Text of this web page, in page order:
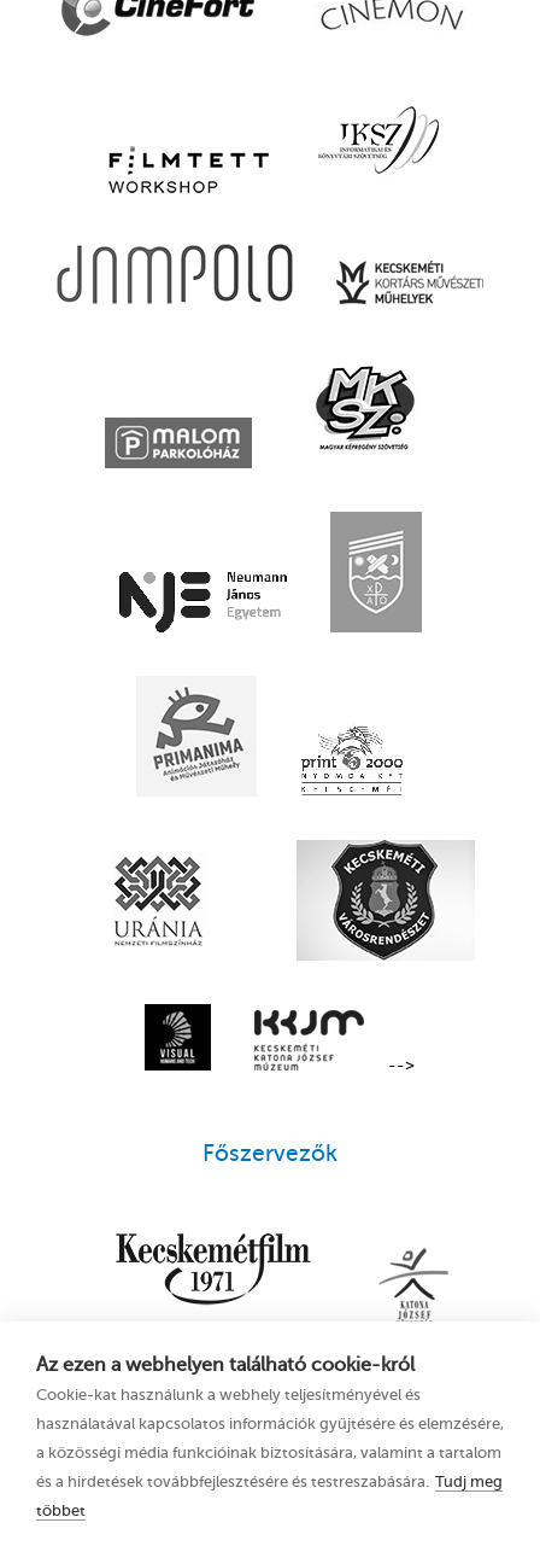
Az ezen a webhelyen található cookie-król
Cookie-kat használunk a webhely teljesítményével és
használatával kapcsolatos információk gyűjtésére és elemzésére,
a közösségi média funkcióinak biztosítására, valamint a tartalom
és a hirdetések továbbfejlesztésére és testreszabására. Tudj meg
többet
-->
Főszervezők